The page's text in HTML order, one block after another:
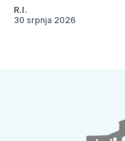
R.I.
30 srpnja 2026